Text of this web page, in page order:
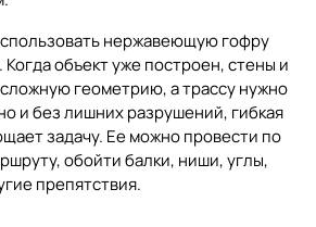
нержавеющую гофру
объект уже построен, стены и
геометрию, а трассу нужно
и без лишних разрушений, гибкая
задачу. Ее можно провести по
обойти балки, ниши, углы,
препятствия.